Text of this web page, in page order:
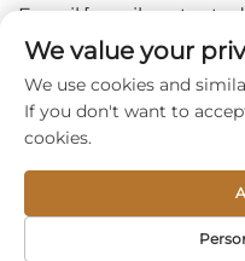
E-mail:[email
Tel:+86-15932211838
Fax: +86-(0)311-
Autorské práva © 2026
We value your
We use cookies and
If you don't want to
cookies.